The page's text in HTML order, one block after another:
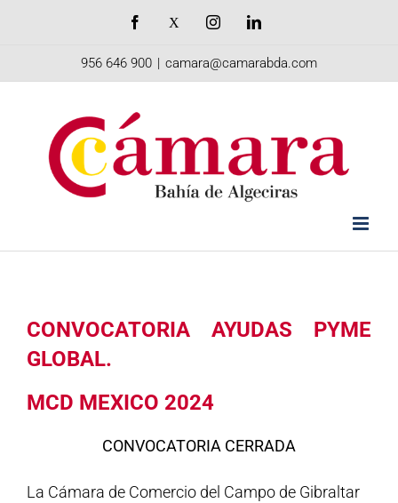
Facebook InstagramLinkedIn
956 646 900 | camara@camarabda.com
CONVOCATORIA AYUDAS PYME
GLOBAL.
MCD MEXICO 2024
CONVOCATORIA CERRADA
La Cámara de Comercio del Campo de Gibraltar